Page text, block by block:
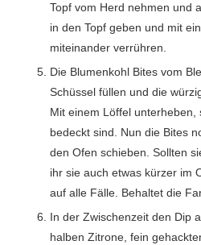
Topf vom Herd nehmen und
in den Topf geben und mit
miteinander verrühren.
Die Blumenkohl Bites vom Blech vorsichtig in eine
Schüssel füllen und die
Mit einem Löffel unterheben,
bedeckt sind. Nun die Bites
den Ofen schieben. Sollten
ihr sie auch etwas kürzer im
auf alle Fälle. Behaltet die
In der Zwischenzeit den Dip aus Joghurt, dem Saft einer
halben Zitrone, fein